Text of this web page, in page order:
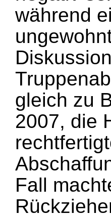
während
gleich zu
2007, die
Fall